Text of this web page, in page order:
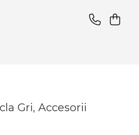
Gri, Accesorii